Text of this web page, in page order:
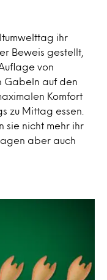
ihr
Beweis gestellt,
von
Gabeln auf den
Komfort
zu Mittag essen.
sie nicht mehr ihr
aber auch